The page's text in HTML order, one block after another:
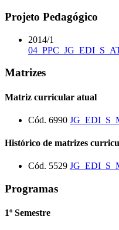
Projeto Pedagógico
2014/1
Matrizes
Matriz curricular atual
Cód. 6990
Histórico de matrizes
Cód. 5529
Programas
1º Semestre